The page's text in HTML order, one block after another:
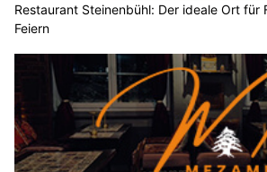
Restaurant Steinenbühl: Der ideale Ort für
Feiern